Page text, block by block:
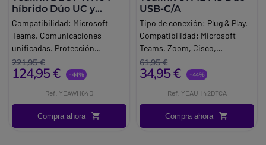
híbrido Dúo UC y
Teams sin base
Compatibilidad: Microsoft
Teams. Comunicaciones
unificadas. Protección
auditiva3 micrófonos
MEMSControl de llamadas:
llamada. Retener/desconectar
221,95 €
124,95 € -44%
Ref: YEAWH64D
Compra ahora
USB-C/A
Tipo de conexión: Plug & Play.
Compatibilidad: Microsoft
Teams, Zoom, Cisco,
UCSoftware compatible:
Yealink USB Connect, Yealink
(YMCS). Portabilidad: Duo (2
auriculares). Uso: diadema
61,95 €
34,95 € -44%
Ref: YEAUH42DTCA
Compra ahora